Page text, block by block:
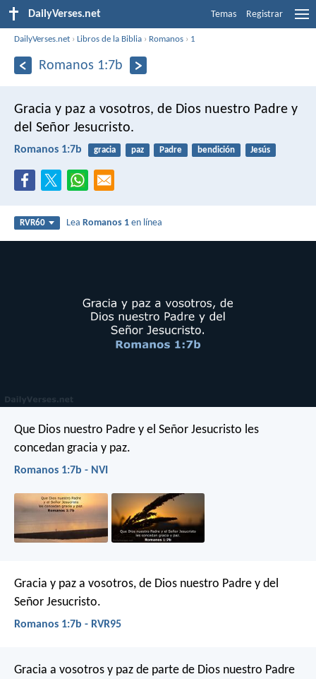
DailyVerses.net Temas Registrar
DailyVerses.net ›Libros de la Biblia › Romanos › 1
Romanos 1:7b
Gracia y paz a vosotros, de Dios nuestro Padre y
del Señor Jesucristo.
Romanos 1:7b gracia paz Padre bendición Jesús
RVR60 LeaRomanos 1 en línea
Que Dios nuestro Padre y el Señor Jesucristo les
concedan gracia y paz.
Romanos 1:7b - NVI
Gracia y paz a vosotros, de Dios nuestro Padre y del
Señor Jesucristo.
Romanos 1:7b - RVR95
Gracia a vosotros y paz de parte de Dios nuestro Padre